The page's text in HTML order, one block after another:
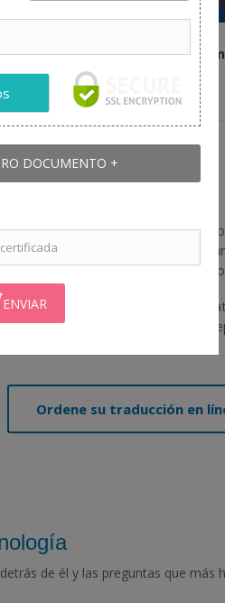
Proveedor acreditado
100% garantizadas
propio idioma
compartir idioma — pero no
y por eso cada
de su materia, no solo de su
un corrector hablante
calidad, entrega a tiempo y
Ordene su traducción en
de él y las preguntas que más
DOCUMENTO +
ENVIAR